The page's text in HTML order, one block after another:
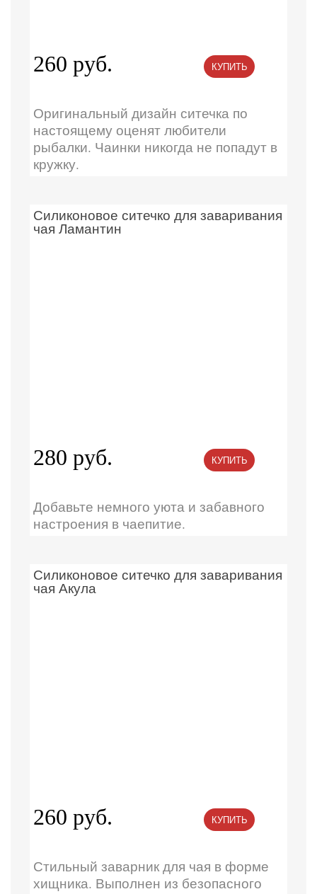
260 руб. КУПИТЬ
Оригинальный дизайн ситечка по
настоящему оценят любители
рыбалки. Чаинки никогда не попадут в
кружку.
Силиконовое ситечко для заваривания
чая Ламантин
280 руб. КУПИТЬ
Добавьте немного уюта и забавного
настроения в чаепитие.
Силиконовое ситечко для заваривания
чая Акула
260 руб. КУПИТЬ
Стильный заварник для чая в форме
хищника. Выполнен из безопасного